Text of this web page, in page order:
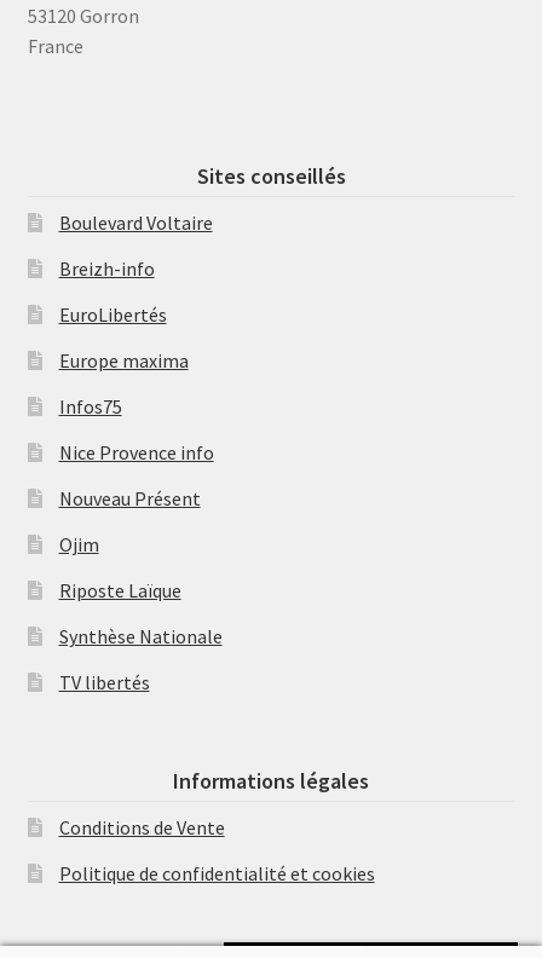
53120 Gorron
France
Sites conseillés
Boulevard Voltaire
Breizh-info
EuroLibertés
Europe maxima
Infos75
Nice Provence info
Nouveau Présent
Ojim
Riposte Laïque
Synthèse Nationale
TV libertés
Informations légales
Conditions de Vente
Politique de confidentialité et cookies